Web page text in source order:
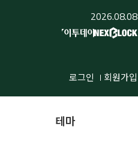
2026.08.08
로그인 회원가입
테마